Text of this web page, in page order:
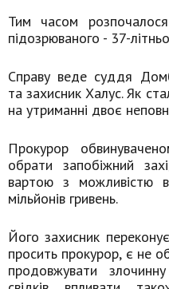
Тим часом
підозрюваного - 37-
Справу веде суддя
та захисник Халус. Як
на утриманні двоє
Прокурор
обрати запобіжний
вартою з можливістю
мільйонів гривень.
Його захисник
просить прокурор, є не
продовжувати